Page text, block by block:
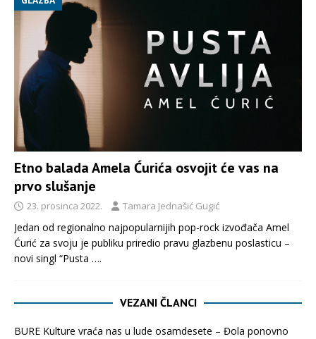
Etno balada Amela Ćurića osvojit će vas na
prvo slušanje
23. prosinca 2022. Tamara Jednašić Gugić
Jedan od regionalno najpopularnijih pop-rock izvođača Amel
Ćurić za svoju je publiku priredio pravu glazbenu poslasticu –
novi singl “Pusta ….
VEZANI ČLANCI
BURE Kulture vraća nas u lude osamdesete – Đola ponovno